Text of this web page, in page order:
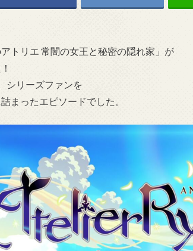
トリエ 常闇の女王と秘密の隠れ家」が
シリーズファンを
まったエピソードでした。